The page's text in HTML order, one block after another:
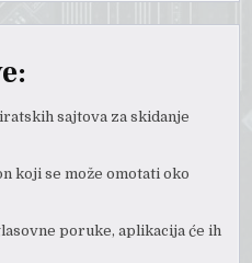
sajtova za skidanje
koji se može omotati oko
poruke, aplikacija će ih